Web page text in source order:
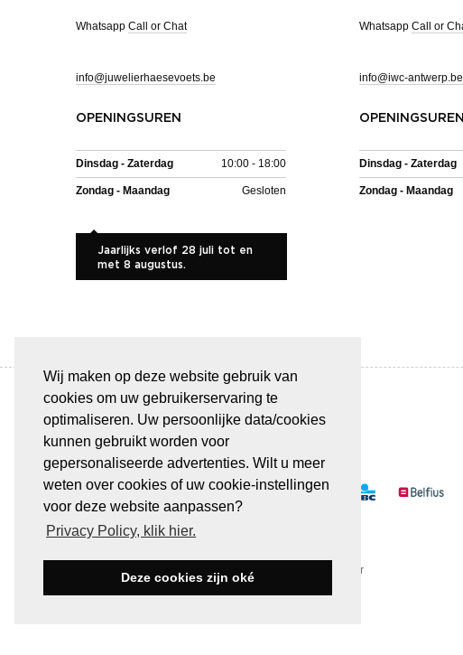
Wij maken op deze website gebruik van
cookies om uw gebruikerservaring te
optimaliseren. Uw persoonlijke data/cookies
kunnen gebruikt worden voor
gepersonaliseerde advertenties. Wilt u meer
weten over cookies of uw cookie-instellingen
voor deze website aanpassen?
Privacy Policy, klik hier.
Deze cookies zijn oké
Whatsapp Call or Chat
info@juwelierhaesevoets.be
OPENINGSUREN
Dinsdag - Zaterdag 10:00 - 18:00
Zondag - Maandag Gesloten
Jaarlijks verlof 28 juli tot en
met 8 augustus.
Whatsapp Call or
info@iwc-antwerp.be
OPENINGSUREN
Dinsdag - Zaterdag
Zondag - Maandag
BETAAL VEILIG & GEMAKKELIJK
Alle transacties verlopen via een beveiligde SSL-server